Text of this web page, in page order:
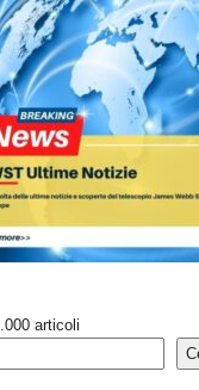
articoli